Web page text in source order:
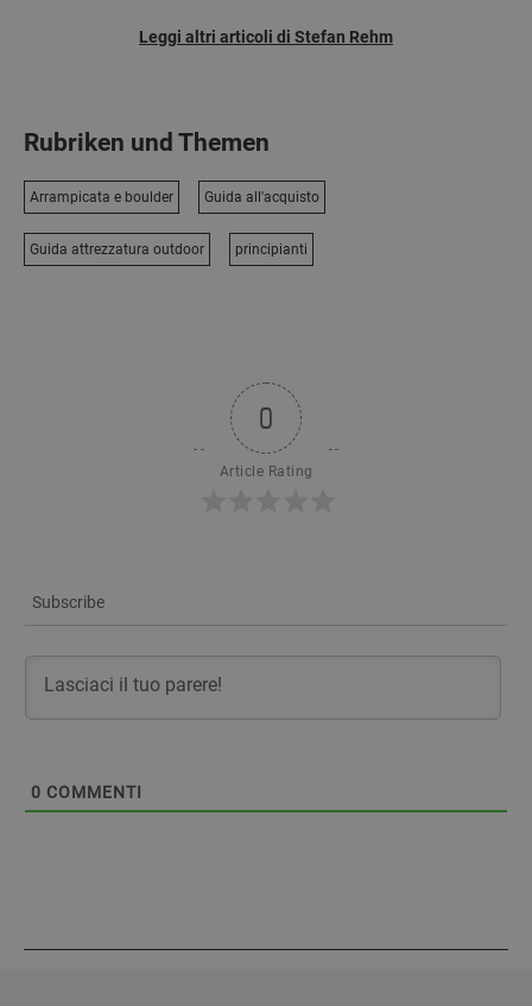
Leggi altri articoli di Stefan Rehm
Rubriken und Themen
Arrampicata e boulder Guida all'acquisto
Guida attrezzatura outdoor principianti
0
Article Rating
Subscribe
0 COMMENTI